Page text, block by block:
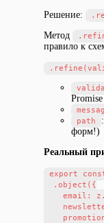
Решение:
Метод
правило к
path
форм!)
Реальный
export
  .object({
email: